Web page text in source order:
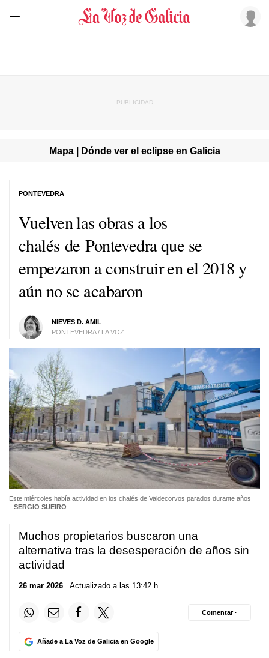
Mapa | Dónde ver el eclipse en Galicia
Vuelven las obras a los
chalés de Pontevedra que se
empezaron a construir en el 2018 y
aún no se acabaron
NIEVES D. AMIL
PONTEVEDRA / LA VOZ
PONTEVEDRA
Este miércoles había actividad en los chalés de Valdecorvos parados durante años
SERGIO SUEIRO
Muchos propietarios buscaron una
alternativa tras la desesperación de años sin
actividad
26 mar 2026 . Actualizado a las 13:42 h.
Añade a La Voz de Galicia en Google
Comentar ·